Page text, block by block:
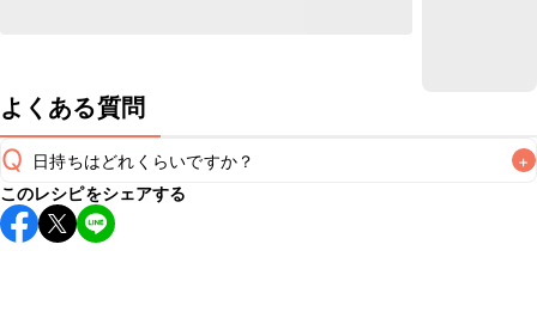
よくある質問
Q 日持ちはどれくらいですか？ +
保存期間は冷蔵で翌日中が目安です。なるべくお早めにお召
し上がりください。
このレシピをシェアする